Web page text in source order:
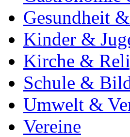
Gesundheit
Kinder &
Kirche &
Schule &
Umwelt &
Vereine